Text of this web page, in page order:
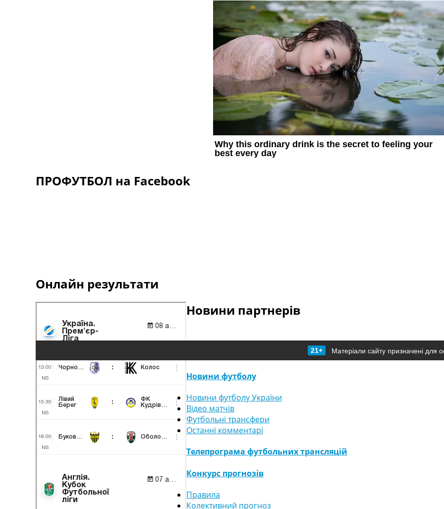
ПРОФУТБОЛ на Facebook
Онлайн результати
Новини партнерів
21+ Матеріали сайту призначені для
Новини футболу
Новини футболу України
Відео матчів
Футбольні трансфери
Останні комментарі
Телепрограма футбольних трансляцій
Конкурс прогнозів
Правила
Колективний прогноз